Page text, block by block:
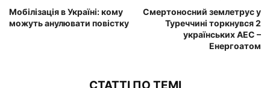
Мобілізація в Україні: кому
можуть анулювати повістку
Смертоносний землетрус у
Туреччині торкнувся 2
українських АЕС –
Енергоатом